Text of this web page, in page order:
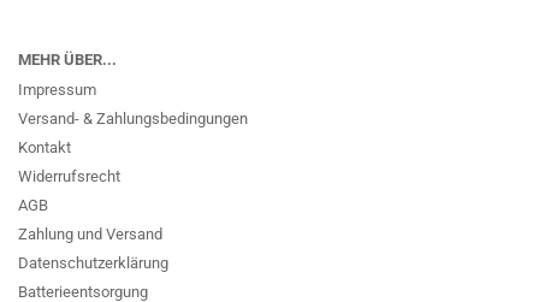
MEHR ÜBER...
Impressum
Versand- & Zahlungsbedingungen
Kontakt
Widerrufsrecht
AGB
Zahlung und Versand
Datenschutzerklärung
Batterieentsorgung